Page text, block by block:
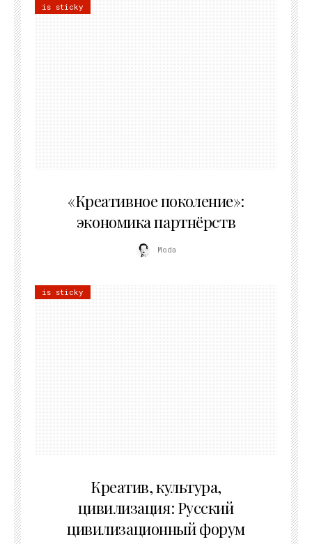
is sticky
«Креативное поколение»:
экономика партнёрств
Moda
is sticky
Креатив, культура,
цивилизация: Русский
цивилизационный форум